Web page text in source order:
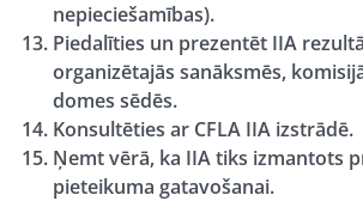
nepieciešamības).
Piedalīties un prezentēt IIA
organizētajās sanāksmēs,
domes sēdēs.
Konsultēties ar CFLA IIA izstrādē.
Ņemt vērā, ka IIA tiks izmantots
pieteikuma gatavošanai.